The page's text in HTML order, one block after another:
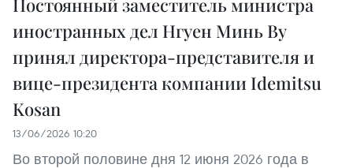
Постоянный заместитель министра
иностранных дел Нгуен Минь Ву
принял директора-представителя и
вице-президента компании Idemitsu
Kosan
13/06/2026 10:20
Во второй половине дня 12 июня 2026 года в